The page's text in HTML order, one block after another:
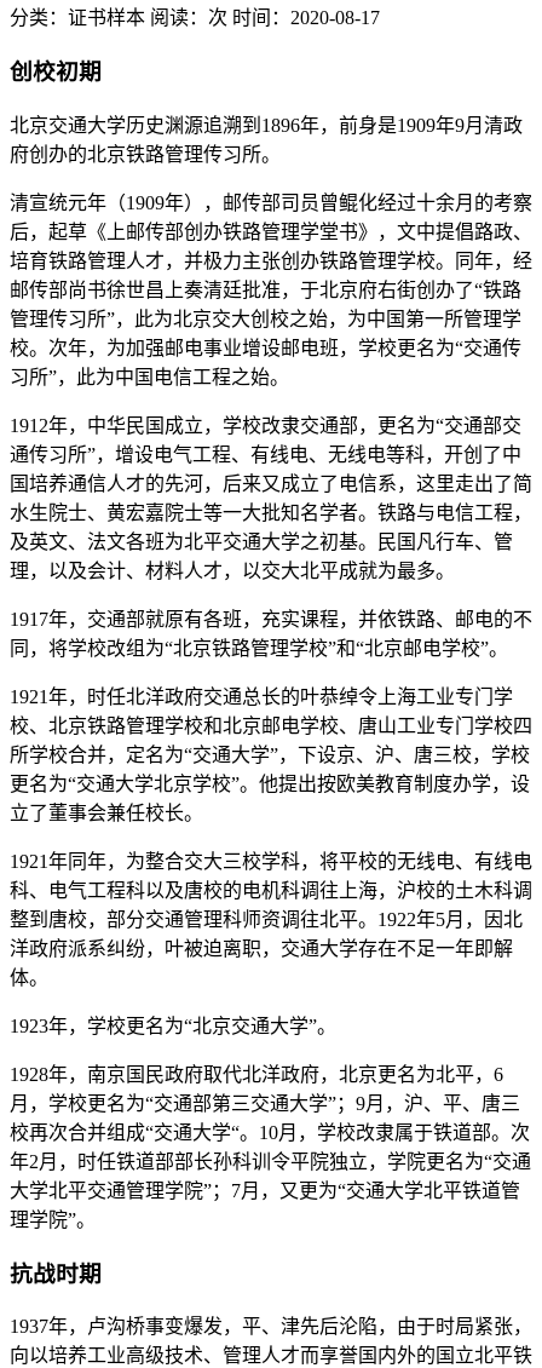
分类：证书样本 阅读： 次 时间：2020-08-17
创校初期
北京交通大学历史渊源追溯到1896年，前身是1909年9月清政
府创办的北京铁路管理传习所。
清宣统元年（1909年），邮传部司员曾鲲化经过十余月的考察
后，起草《上邮传部创办铁路管理学堂书》，文中提倡路政、
培育铁路管理人才，并极力主张创办铁路管理学校。同年，经
邮传部尚书徐世昌上奏清廷批准，于北京府右街创办了“铁路
管理传习所”，此为北京交大创校之始，为中国第一所管理学
校。次年，为加强邮电事业增设邮电班，学校更名为“交通传
习所”，此为中国电信工程之始。
1912年，中华民国成立，学校改隶交通部，更名为“交通部交
通传习所”，增设电气工程、有线电、无线电等科，开创了中
国培养通信人才的先河，后来又成立了电信系，这里走出了简
水生院士、黄宏嘉院士等一大批知名学者。铁路与电信工程，
及英文、法文各班为北平交通大学之初基。民国凡行车、管
理，以及会计、材料人才，以交大北平成就为最多。
1917年，交通部就原有各班，充实课程，并依铁路、邮电的不
同，将学校改组为“北京铁路管理学校”和“北京邮电学校”。
1921年，时任北洋政府交通总长的叶恭绰令上海工业专门学
校、北京铁路管理学校和北京邮电学校、唐山工业专门学校四
所学校合并，定名为“交通大学”，下设京、沪、唐三校，学校
更名为“交通大学北京学校”。他提出按欧美教育制度办学，设
立了董事会兼任校长。
1921年同年，为整合交大三校学科，将平校的无线电、有线电
科、电气工程科以及唐校的电机科调往上海，沪校的土木科调
整到唐校，部分交通管理科师资调往北平。1922年5月，因北
洋政府派系纠纷，叶被迫离职，交通大学存在不足一年即解
体。
1923年，学校更名为“北京交通大学”。
1928年，南京国民政府取代北洋政府，北京更名为北平，6
月，学校更名为“交通部第三交通大学”；9月，沪、平、唐三
校再次合并组成“交通大学“。10月，学校改隶属于铁道部。次
年2月，时任铁道部部长孙科训令平院独立，学院更名为“交通
大学北平交通管理学院”；7月，又更为“交通大学北平铁道管
理学院”。
抗战时期
1937年，卢沟桥事变爆发，平、津先后沦陷，由于时局紧张，
向以培养工业高级技术、管理人才而享誉国内外的国立北平铁